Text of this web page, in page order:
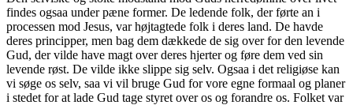
findes ogsaa under pæne former. De ledende folk, der førte an i
processen mod Jesus, var højtagtede folk i deres land. De havde
deres principper, men bag dem dækkede de sig over for den levende
Gud, der vilde have magt over deres hjerter og føre dem ved sin
levende røst. De vilde ikke slippe sig selv. Ogsaa i det religiøse kan
vi søge os selv, saa vi vil bruge Gud for vore egne formaal og planer
i stedet for at lade Gud tage styret over os og forandre os. Folket var